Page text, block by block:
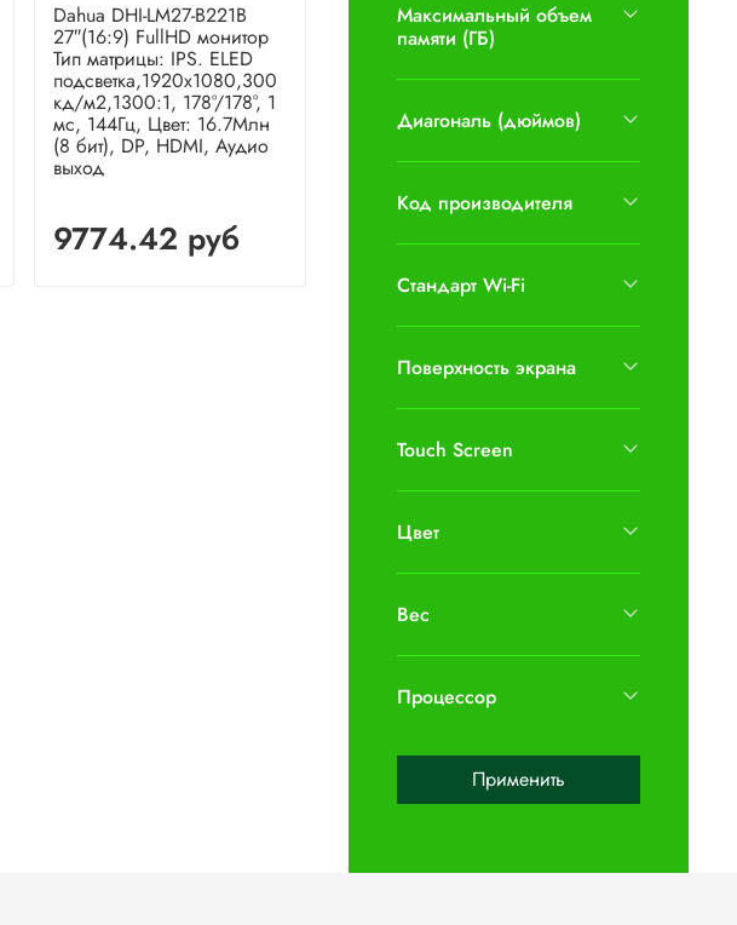
Dahua DHI-LM27-B221B
27″(16:9) FullHD монитор
Тип матрицы: IPS. ELED
подсветка,1920x1080,300
кд/м2,1300:1, 178°/178°, 1
мс, 144Гц, Цвет: 16.7Млн
(8 бит), DP, HDMI, Аудио
выход
9774.42 руб
Максимальный объем
памяти (ГБ)
Диагональ (дюймов)
Код производителя
Стандарт Wi-Fi
Поверхность экрана
Touch Screen
Цвет
Вес
Процессор
Применить